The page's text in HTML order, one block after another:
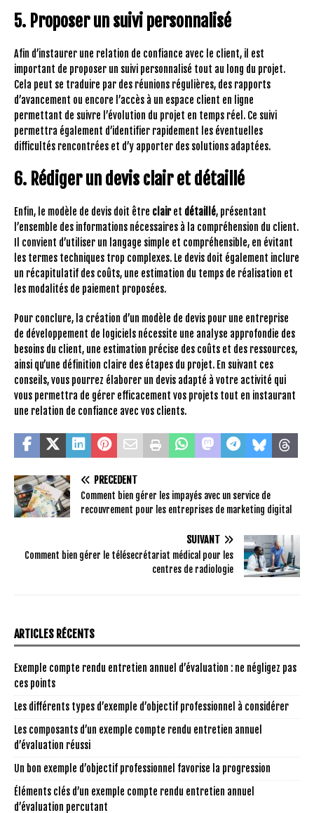
5. Proposer un suivi personnalisé
Afin d’instaurer une relation de confiance avec le client, il est
important de proposer un suivi personnalisé tout au long du projet.
Cela peut se traduire par des réunions régulières, des rapports
d’avancement ou encore l’accès à un espace client en ligne
permettant de suivre l’évolution du projet en temps réel. Ce suivi
permettra également d’identifier rapidement les éventuelles
difficultés rencontrées et d’y apporter des solutions adaptées.
6. Rédiger un devis clair et détaillé
Enfin, le modèle de devis doit être clairet détaillé, présentant
l’ensemble des informations nécessaires à la compréhension du client.
Il convient d’utiliser un langage simple et compréhensible, en évitant
les termes techniques trop complexes. Le devis doit également inclure
un récapitulatif des coûts, une estimation du temps de réalisation et
les modalités de paiement proposées.
Pour conclure, la création d’un modèle de devis pour une entreprise
de développement de logiciels nécessite une analyse approfondie des
besoins du client, une estimation précise des coûts et des ressources,
ainsi qu’une définition claire des étapes du projet. En suivant ces
conseils, vous pourrez élaborer un devis adapté à votre activité qui
vous permettra de gérer efficacement vos projets tout en instaurant
une relation de confiance avec vos clients.
PRÉCÉDENT
Comment bien gérer les impayés avec un service de
recouvrement pour les entreprises de marketing digital
SUIVANT
Comment bien gérer le télésecrétariat médical pour les
centres de radiologie
ARTICLES RÉCENTS
Exemple compte rendu entretien annuel d’évaluation : ne négligez pas
ces points
Les différents types d’exemple d’objectif professionnel à considérer
Les composants d’un exemple compte rendu entretien annuel
d’évaluation réussi
Un bon exemple d’objectif professionnel favorise la progression
Éléments clés d’un exemple compte rendu entretien annuel
d’évaluation percutant